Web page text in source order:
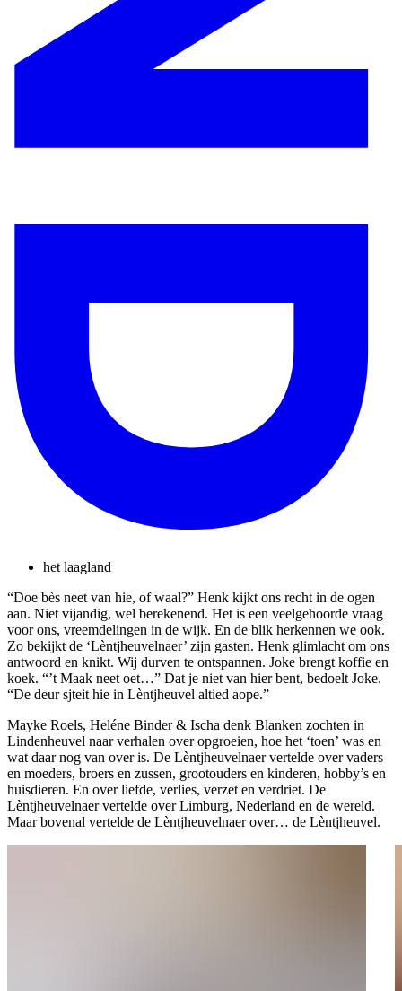
het laagland
“Doe bès neet van hie, of waal?” Henk kijkt ons recht in de ogen
aan. Niet vijandig, wel berekenend. Het is een veelgehoorde vraag
voor ons, vreemdelingen in de wijk. En de blik herkennen we ook.
Zo bekijkt de ‘Lèntjheuvelnaer’ zijn gasten. Henk glimlacht om ons
antwoord en knikt. Wij durven te ontspannen. Joke brengt koffie en
koek. “’t Maak neet oet…” Dat je niet van hier bent, bedoelt Joke.
“De deur sjteit hie in Lèntjheuvel altied aope.”
Mayke Roels, Heléne Binder & Ischa denk Blanken zochten in
Lindenheuvel naar verhalen over opgroeien, hoe het ‘toen’ was en
wat daar nog van over is. De Lèntjheuvelnaer vertelde over vaders
en moeders, broers en zussen, grootouders en kinderen, hobby’s en
huisdieren. En over liefde, verlies, verzet en verdriet. De
Lèntjheuvelnaer vertelde over Limburg, Nederland en de wereld.
Maar bovenal vertelde de Lèntjheuvelnaer over… de Lèntjheuvel.